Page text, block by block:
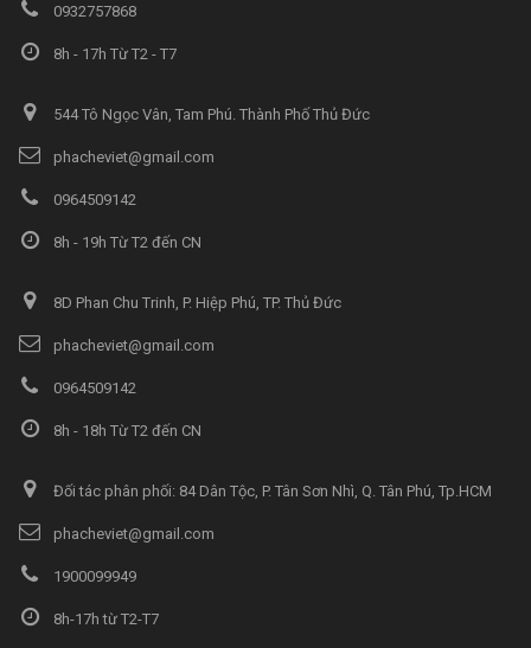
0932757868
8h - 17h Từ T2 - T7
544 Tô Ngọc Vân, Tam Phú. Thành Phố Thủ Đức
phacheviet@gmail.com
0964509142
8h - 19h Từ T2 đến CN
8D Phan Chu Trinh, P. Hiệp Phú, TP. Thủ Đức
phacheviet@gmail.com
0964509142
8h - 18h Từ T2 đến CN
Đối tác phân phối: 84 Dân Tộc, P. Tân Sơn Nhì, Q. Tân Phú, Tp.HCM
phacheviet@gmail.com
1900099949
8h-17h từ T2-T7